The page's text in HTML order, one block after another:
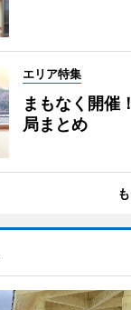
エリア特集
まもなく開催
局まとめ